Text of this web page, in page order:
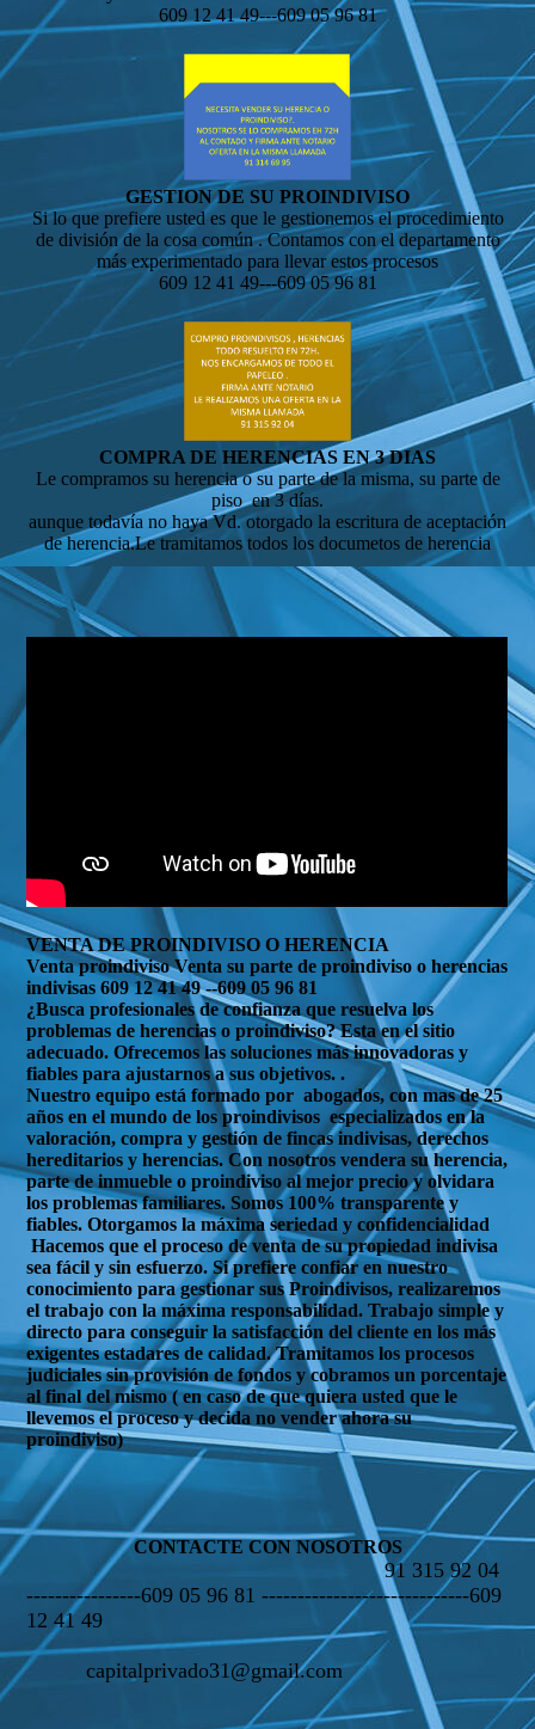
609 12 41 49---609 05 96 81
GESTION DE SU PROINDIVISO
Si lo que prefiere usted es que le gestionemos el procedimiento
de división de la cosa común . Contamos con el departamento
más experimentado para llevar estos procesos
609 12 41 49---609 05 96 81
COMPRA DE HERENCIAS EN 3 DIAS
Le compramos su herencia o su parte de la misma, su parte de
piso en 3 días.
aunque todavía no haya Vd. otorgado la escritura de aceptación
de herencia.Le tramitamos todos los documetos de herencia
VENTA DE PROINDIVISO O HERENCIA
Venta proindiviso Venta su parte de proindiviso o herencias
indivisas 609 12 41 49 --609 05 96 81
¿Busca profesionales de confianza que resuelva los
problemas de herencias o proindiviso? Esta en el sitio
adecuado. Ofrecemos las soluciones más innovadoras y
fiables para ajustarnos a sus objetivos. .
Nuestro equipo está formado por abogados, con mas de 25
años en el mundo de los proindivisos especializados en la
valoración, compra y gestión de fincas indivisas, derechos
hereditarios y herencias. Con nosotros vendera su herencia,
parte de inmueble o proindiviso al mejor precio y olvidara
los problemas familiares. Somos 100% transparente y
fiables. Otorgamos la máxima seriedad y confidencialidad
Hacemos que el proceso de venta de su propiedad indivisa
sea fácil y sin esfuerzo. Si prefiere confiar en nuestro
conocimiento para gestionar sus Proindivisos, realizaremos
el trabajo con la máxima responsabilidad. Trabajo simple y
directo para conseguir la satisfacción del cliente en los más
exigentes estadares de calidad. Tramitamos los procesos
judiciales sin provisión de fondos y cobramos un porcentaje
al final del mismo ( en caso de que quiera usted que le
llevemos el proceso y decida no vender ahora su
proindiviso)
CONTACTE CON NOSOTROS
91 315 92 04
----------------609 05 96 81 -----------------------------609
12 41 49
capitalprivado31@gmail.com